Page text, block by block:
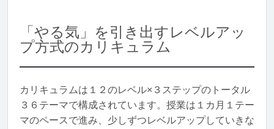
「やる気」を引き出すレベルアッ
プ方式のカリキュラム
カリキュラムは１２のレベル×３ステップのトータル
３６テーマで構成されています。授業は１カ月１テー
マのペースで進み、少しずつレベルアップしていきな